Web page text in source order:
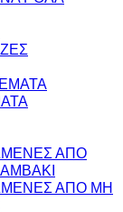
ΑΠΟ
ΑΠΟ ΜΗ